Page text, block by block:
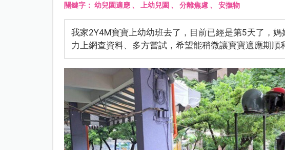
關鍵字： 幼兒園適應、 上幼兒園 、 分離焦慮、 安撫物
我家2Y4M寶寶上幼幼班去了，目前已經是第5天了，
力上網查資料、多方嘗試，希望能稍微讓寶寶適應期順